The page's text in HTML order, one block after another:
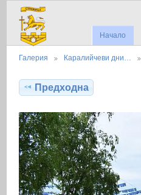
Начало
Галерия Каралийчеви дни…
Предходна